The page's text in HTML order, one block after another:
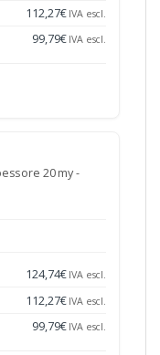
112,27€ IVA escl.
99,79€ IVA escl.
20 my -
124,74€ IVA escl.
112,27€ IVA escl.
99,79€ IVA escl.